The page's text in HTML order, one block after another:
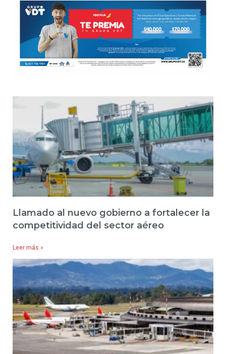
Llamado al nuevo gobierno a fortalecer la
competitividad del sector aéreo
Leer más »